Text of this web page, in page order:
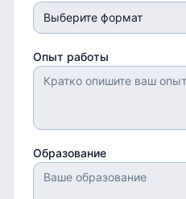
Выберите формат
Опыт работы
Образование